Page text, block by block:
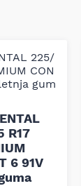
R17
6 91V